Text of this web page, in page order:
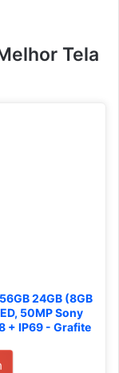
Tela
24GB (8GB
50MP Sony
+ IP69 - Grafite